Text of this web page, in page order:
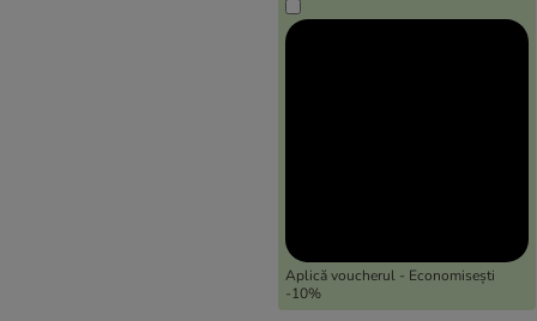
Aplică voucherul - Economisești
-10%